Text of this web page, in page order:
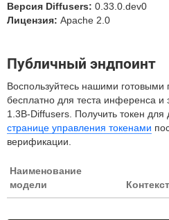
Версия Diffusers: 0.33.0.dev0
Лицензия: Apache 2.0
Публичный эндпоинт
Воспользуйтесь нашими
бесплатно для теста инференса и
1.3B-Diffusers. Получить токен
странице управления токенами
верификации.
Наименование
модели
Контекст